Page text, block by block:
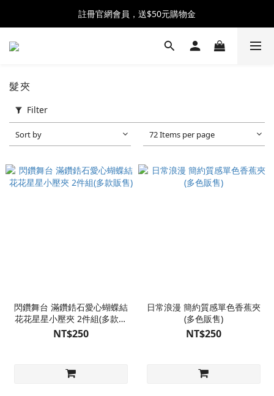
全館消費滿$2500 贈 ♡ 冰淇淋提霸杯 ♡
註冊官網會員，送$50元購物金
全館消費滿$2500 贈 ♡ 冰淇淋提霸杯 ♡
髮夾
Filter
Sort by 72 Items per page
閃鑽舞台 滿鑽鋯石愛心蝴蝶結
花花星星小壓夾 2件組(多款販
售)
NT$250
日常浪漫 簡約質感單色香蕉夾
(多色販售)
NT$250